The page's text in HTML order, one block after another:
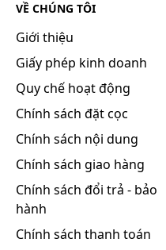
VỀ CHÚNG TÔI
Giới thiệu
Giấy phép kinh doanh
Quy chế hoạt động
Chính sách đặt cọc
Chính sách nội dung
Chính sách giao hàng
Chính sách đổi trả - bảo
hành
Chính sách thanh toán